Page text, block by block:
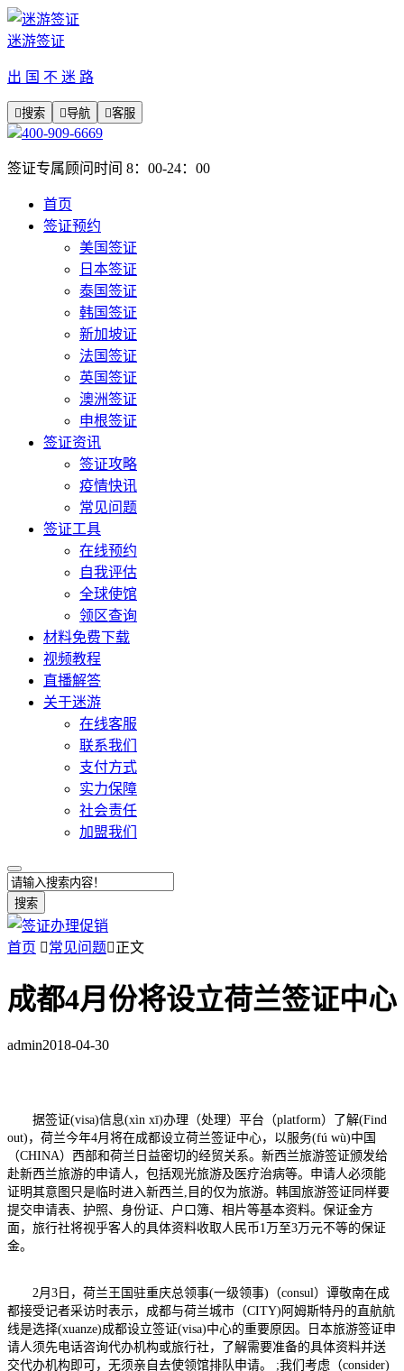
迷游签证
出 国 不 迷 路
搜索 导航 客服
400-909-6669
签证专属顾问时间 8：00-24：00
首页
签证预约
美国签证
日本签证
泰国签证
韩国签证
新加坡证
法国签证
英国签证
澳洲签证
申根签证
签证资讯
签证攻略
疫情快讯
常见问题
签证工具
在线预约
自我评估
全球使馆
领区查询
材料免费下载
视频教程
直播解答
关于迷游
在线客服
联系我们
支付方式
实力保障
社会责任
加盟我们
搜索
首页 常见问题正文
成都4月份将设立荷兰签证中心
admin2018-04-30
据签证(visa)信息(xìn xī)办理（处理）平台（platform）了解(Find
out)，荷兰今年4月将在成都设立荷兰签证中心，以服务(fú wù)中国
（CHINA）西部和荷兰日益密切的经贸关系。新西兰旅游签证颁发给
赴新西兰旅游的申请人，包括观光旅游及医疗治病等。申请人必须能
证明其意图只是临时进入新西兰,目的仅为旅游。韩国旅游签证同样要
提交申请表、护照、身份证、户口簿、相片等基本资料。保证金方
面，旅行社将视乎客人的具体资料收取人民币1万至3万元不等的保证
金。
2月3日，荷兰王国驻重庆总领事(一级领事)（consul）谭敬南在成
都接受记者采访时表示，成都与荷兰城市（CITY)阿姆斯特丹的直航航
线是选择(xuanze)成都设立签证(visa)中心的重要原因。日本旅游签证申
请人须先电话咨询代办机构或旅行社，了解需要准备的具体资料并送
交代办机构即可，无须亲自去使领馆排队申请。 ;我们考虑（consider)